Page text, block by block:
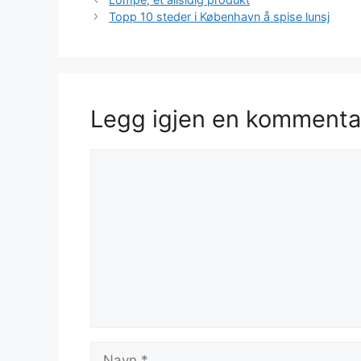
Topp 10 steder i København å spise lunsj
Legg igjen en
Navn